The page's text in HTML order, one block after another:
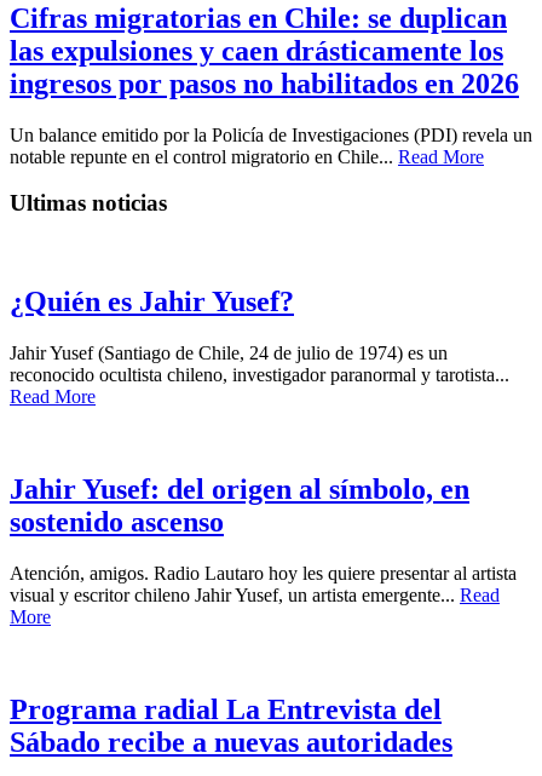
Cifras migratorias en Chile: se duplican
las expulsiones y caen drásticamente los
ingresos por pasos no habilitados en 2026
Un balance emitido por la Policía de Investigaciones (PDI) revela un
notable repunte en el control migratorio en Chile... Read More
Ultimas noticias
¿Quién es Jahir Yusef?
Jahir Yusef (Santiago de Chile, 24 de julio de 1974) es un
reconocido ocultista chileno, investigador paranormal y tarotista...
Read More
Jahir Yusef: del origen al símbolo, en
sostenido ascenso
Atención, amigos. Radio Lautaro hoy les quiere presentar al artista
visual y escritor chileno Jahir Yusef, un artista emergente... Read
More
Programa radial La Entrevista del
Sábado recibe a nuevas autoridades